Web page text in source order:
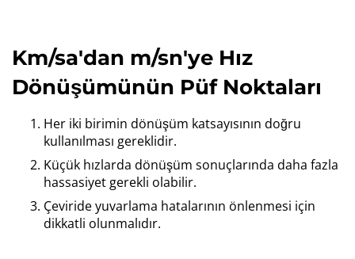
Km/sa'dan m/sn'ye Hız
Dönüşümünün Püf Noktaları
Her iki birimin dönüşüm katsayısının doğru
kullanılması gereklidir.
Küçük hızlarda dönüşüm sonuçlarında daha fazla
hassasiyet gerekli olabilir.
Çeviride yuvarlama hatalarının önlenmesi için
dikkatli olunmalıdır.